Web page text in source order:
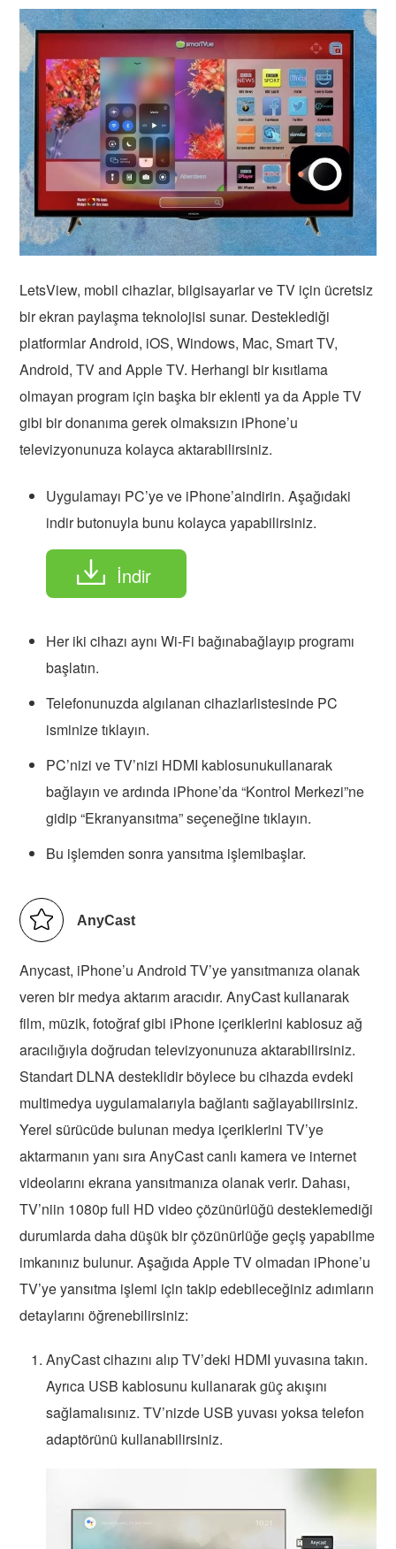
LetsView, mobil cihazlar, bilgisayarlar ve TV için ücretsiz
bir ekran paylaşma teknolojisi sunar. Desteklediği
platformlar Android, iOS, Windows, Mac, Smart TV,
Android, TV and Apple TV. Herhangi bir kısıtlama
olmayan program için başka bir eklenti ya da Apple TV
gibi bir donanıma gerek olmaksızın iPhone’u
televizyonunuza kolayca aktarabilirsiniz.
Uygulamayı PC’ye ve iPhone’aindirin. Aşağıdaki
indir butonuyla bunu kolayca yapabilirsiniz.
İndir
Her iki cihazı aynı Wi-Fi bağınabağlayıp programı
başlatın.
Telefonunuzda algılanan cihazlarlistesinde PC
isminize tıklayın.
PC’nizi ve TV’nizi HDMI kablosunukullanarak
bağlayın ve ardında iPhone’da “Kontrol Merkezi”ne
gidip “Ekranyansıtma” seçeneğine tıklayın.
Bu işlemden sonra yansıtma işlemibaşlar.
AnyCast
Anycast, iPhone’u Android TV’ye yansıtmanıza olanak
veren bir medya aktarım aracıdır. AnyCast kullanarak
film, müzik, fotoğraf gibi iPhone içeriklerini kablosuz ağ
aracılığıyla doğrudan televizyonunuza aktarabilirsiniz.
Standart DLNA desteklidir böylece bu cihazda evdeki
multimedya uygulamalarıyla bağlantı sağlayabilirsiniz.
Yerel sürücüde bulunan medya içeriklerini TV’ye
aktarmanın yanı sıra AnyCast canlı kamera ve internet
videolarını ekrana yansıtmanıza olanak verir. Dahası,
TV’niin 1080p full HD video çözünürlüğü desteklemediği
durumlarda daha düşük bir çözünürlüğe geçiş yapabilme
imkanınız bulunur. Aşağıda Apple TV olmadan iPhone’u
TV’ye yansıtma işlemi için takip edebileceğiniz adımların
detaylarını öğrenebilirsiniz:
AnyCast cihazını alıp TV’deki HDMI yuvasına takın.
Ayrıca USB kablosunu kullanarak güç akışını
sağlamalısınız. TV’nizde USB yuvası yoksa telefon
adaptörünü kullanabilirsiniz.